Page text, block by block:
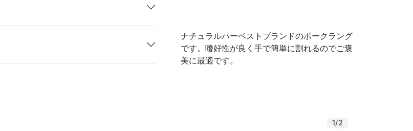
ナチュラルハーベストブランドのポークラング
です。嗜好性が良く手で簡単に割れるのでご褒
美に最適です。
1/2